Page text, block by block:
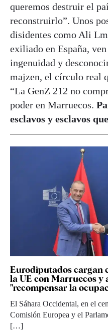
queremos destruir el
reconstruirlo”. Unos
disidentes como Ali
exiliado en España,
ingenuidad y
majzen, el círculo real
“La GenZ 212 no
poder en Marruecos.
esclavos y esclavos
Eurodiputados cargan
la UE con Marruecos y
"recompensar la
El Sáhara Occidental, en el
Comisión Europea y el
[…]